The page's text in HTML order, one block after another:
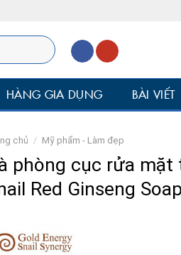
HÀNG GIA DỤNG BÀI VIẾT
chủ / Mỹ phẩm - Làm đẹp
phòng cục rửa mặt
Red Ginseng